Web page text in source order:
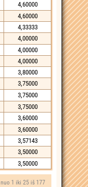
4,60000
4,60000
4,33333
4,00000
4,00000
4,00000
3,80000
3,75000
3,75000
3,75000
3,60000
3,60000
3,57143
3,50000
3,50000
nuo 1 iki 25 iš 177